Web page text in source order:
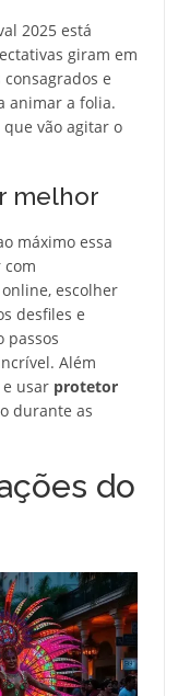
2025 está
giram em
e
animar a folia.
vão agitar o
melhor
máximo essa
escolher
desfiles e
passos
Além
usar protetor
durante as
do